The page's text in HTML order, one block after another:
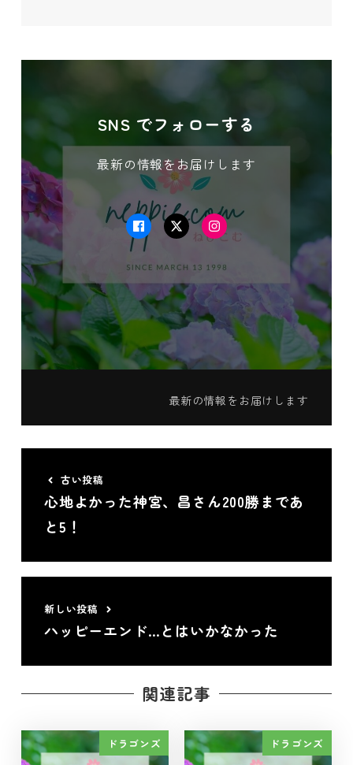
SNS でフォローする
最新の情報をお届けします
FacebookTwitterInstagram
この記事が気に入ったら
いいね！しよう
最新の情報をお届けします
古い投稿
心地よかった神宮、昌さん200勝まであ
と5！
新しい投稿
ハッピーエンド…とはいかなかった
関連記事
ドラゴンズ ドラゴンズ